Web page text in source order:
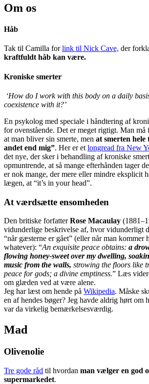
Om os
Håb
Tak til Camilla forlink til Nick Cave, der
kraftfuldt håb kan være.
Kroniske smerter
‘How do I work with this body on a daily
coexistence with it?’
En psykolog med speciale i håndtering af
for ovenstående. Det er meget rigtigt. Man må
at man bliver sin smerte, men at smerten hele
andet end mig”. Her er et longread fra New
det nye, der sker i behandling af kroniske
opmuntrende, at så mange efterhånden tager
er nok mange, der mere eller mindre eksplicit
lægen, at “it’s in your head”.
At værdsætte ensomheden
Den britiske forfatterRose Macaulay
vidunderlige beskrivelse af, hvor vidunderligt
“når gæsterne er gået” (eller når man kommer
whatever): “An exquisite peace obtains: a
flowing honey-sweet over my dwelling,
music from the walls, strowing the floors like
peace for gods; a divine emptiness.” Læs
om glæden ved at være alene.
Jeg har læst om hende på Wikipedia. Måske
en af hendes bøger? Jeg havde aldrig hørt om
var da virkelig bemærkelsesværdig.
Mad
Olivenolie
Tre gode råd til hvordan man vælger en god
supermarkedet.